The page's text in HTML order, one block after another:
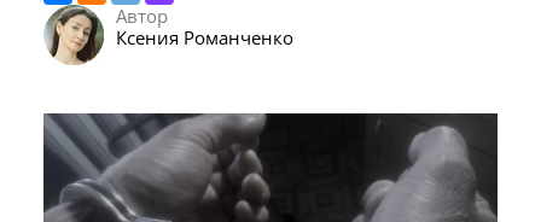
Автор
Ксения Романченко